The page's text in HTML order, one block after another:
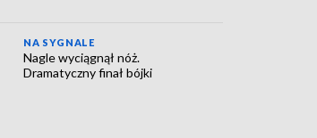
NA SYGNALE
Nagle wyciągnął nóż.
Dramatyczny finał bójki